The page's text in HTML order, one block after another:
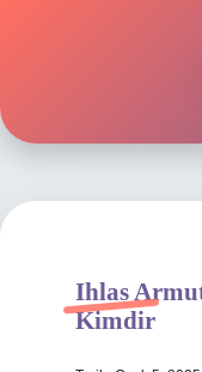
Hakkımızda
Ihlas
Kimdir